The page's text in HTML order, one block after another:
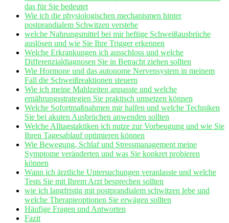
das für ⁢Sie ⁣bedeutet
Wie ich ⁢die physiologischen ⁢mechanismen hinter⁣
postprandialem Schwitzen verstehe
welche Nahrungsmittel bei mir heftige Schweißausbrüche‌
auslösen und wie Sie Ihre‍ Trigger erkennen
Welche Erkrankungen ich ausschloss ⁣und welche⁣
Differenzialdiagnosen ⁣Sie in‍ Betracht ziehen sollten
Wie Hormone und das autonome Nervensystem ⁢in meinem
Fall die Schweißreaktionen steuern
Wie⁢ ich meine Mahlzeiten anpasste ​und welche
⁢ernährungsstrategien Sie praktisch umsetzen können
Welche ⁤Sofortmaßnahmen mir halfen und ⁣welche Techniken
Sie bei akuten Ausbrüchen anwenden sollten
Welche Alltagstaktiken ich nutze zur Vorbeugung und wie​ Sie‌
Ihren Tagesablauf optimieren können
Wie Bewegung, ⁣Schlaf und Stressmanagement meine
Symptome​ veränderten und was Sie konkret probieren
können
Wann ich ärztliche Untersuchungen veranlasste ​und‍ welche
Tests Sie mit Ihrem Arzt besprechen sollten
wie ich ‍langfristig mit postprandialem ⁣schwitzen ⁣lebe und
welche Therapieoptionen Sie erwägen sollten
Häufige Fragen und Antworten
Fazit